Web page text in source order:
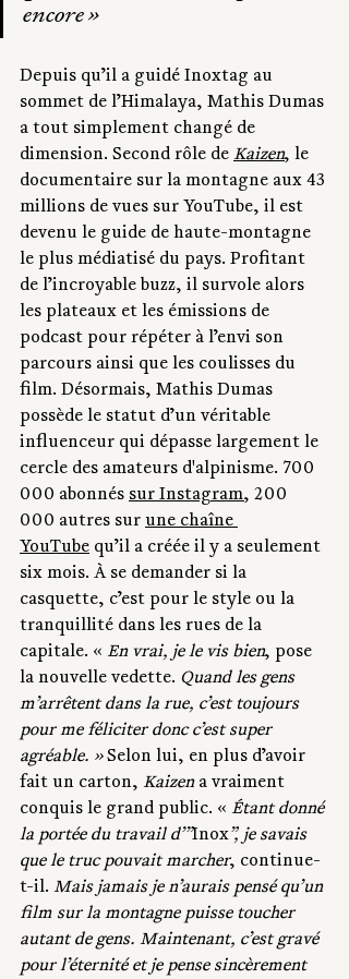
encore »
Depuis qu’il a guidé Inoxtag au
sommet de l’Himalaya, Mathis Dumas
a tout simplement changé de
dimension. Second rôle de Kaizen, le
documentaire sur la montagne aux 43
millions de vues sur YouTube, il est
devenu le guide de haute-montagne
le plus médiatisé du pays. Profitant
de l’incroyable buzz, il survole alors
les plateaux et les émissions de
podcast pour répéter à l’envi son
parcours ainsi que les coulisses du
film. Désormais, Mathis Dumas
possède le statut d’un véritable
influenceur qui dépasse largement le
cercle des amateurs d'alpinisme. 700
000 abonnés sur Instagram, 200
000 autres sur une chaîne
YouTube qu’il a créée il y a seulement
six mois. À se demander si la
casquette, c’est pour le style ou la
tranquillité dans les rues de la
capitale. « En vrai, je le vis bien, pose
la nouvelle vedette. Quand les gens
m’arrêtent dans la rue, c’est toujours
pour me féliciter donc c’est super
agréable. » Selon lui, en plus d’avoir
fait un carton, Kaizen a vraiment
conquis le grand public. « Étant donné
la portée du travail d’”Inox”, je savais
que le truc pouvait marcher, continue-
t-il. Mais jamais je n’aurais pensé qu’un
film sur la montagne puisse toucher
autant de gens. Maintenant, c’est gravé
pour l’éternité et je pense sincèrement